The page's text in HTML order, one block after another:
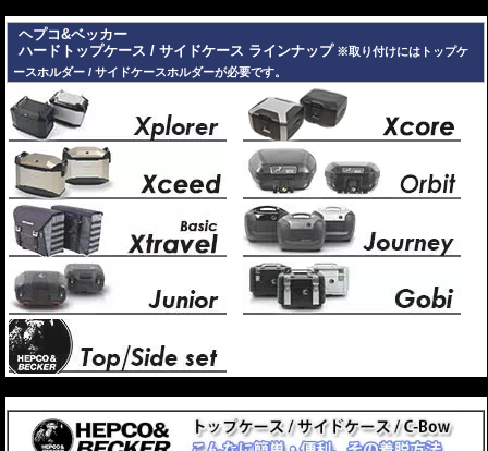
ヘプコ&ベッカー
ハードトップケース / サイドケース ラインナップ ※取り付けにはトップケ
ースホルダー / サイドケースホルダーが必要です。